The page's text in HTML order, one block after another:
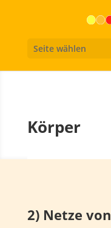
Seite wählen
Körper
2) Netze